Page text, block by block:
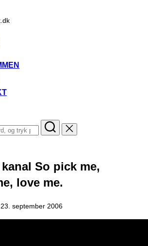
So pick me,
love me.
Udgivet
d.
23. september 2006